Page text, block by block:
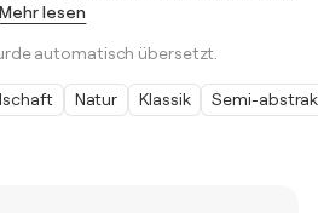
Mehr lesen
automatisch übersetzt.
Natur Klassik Semi-